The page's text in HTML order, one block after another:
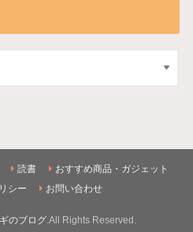
読書
おすすめ商品・ガジェット
シー
お問い合わせ
のブログ.All Rights Reserved.